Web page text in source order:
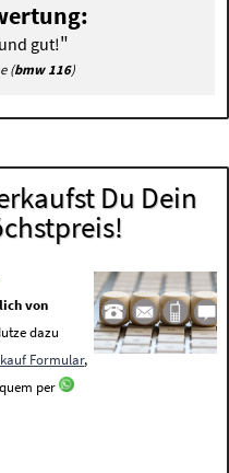
gut!"
(bmw 116)
Du Dein
von
dazu
Formular,
per